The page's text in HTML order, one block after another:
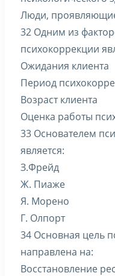
Люди,
32 Одним из
психокоррекции
Ожидания клиента
Период
Возраст клиента
Оценка работы
33 Основателем
является:
З.Фрейд
Ж. Пиаже
Я. Морено
Г. Олпорт
34 Основная цель
направлена на:
Восстановление